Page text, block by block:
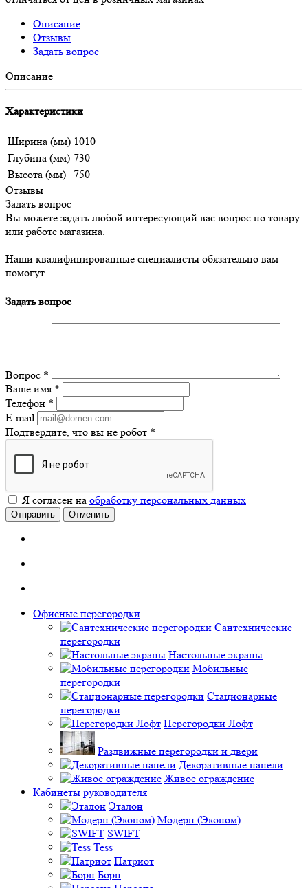
Описание
Отзывы
Задать вопрос
Описание
Характеристики
Ширина (мм) 1010
Глубина (мм) 730
Высота (мм) 750
Отзывы
Задать вопрос
Вы можете задать любой интересующий вас вопрос по товару
или работе магазина.
Наши квалифицированные специалисты обязательно вам
помогут.
Задать вопрос
Вопрос *
Ваше имя *
Телефон *
E-mail
Подтвердите, что вы не робот *
Я согласен на обработку персональных данных
Отправить Отменить
Офисные перегородки
Сантехнические
перегородки
Настольные экраны
Мобильные
перегородки
Стационарные
перегородки
Перегородки Лофт
Раздвижные перегородки и двери
Декоративные панели
Живое ограждение
Кабинеты руководителя
Эталон
Модерн (Эконом)
SWIFT
Tess
Патриот
Борн